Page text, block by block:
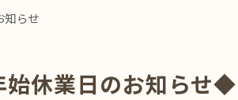
知らせ
休業日のお知らせ◆